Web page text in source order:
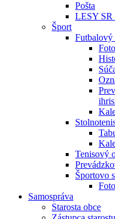
Pošta
LESY
Šport
Tenisový
Športovo
Samospráva
Starosta obce